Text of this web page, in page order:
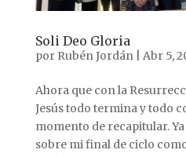
Soli Deo Gloria
por Rubén Jordán| Abr 5,
Ahora que con la
Jesús todo termina y todo
momento de recapitular.
sobre mi final de ciclo